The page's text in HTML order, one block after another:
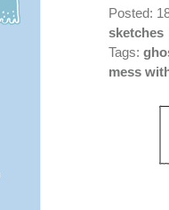
Posted:
sketches
Tags:
mess